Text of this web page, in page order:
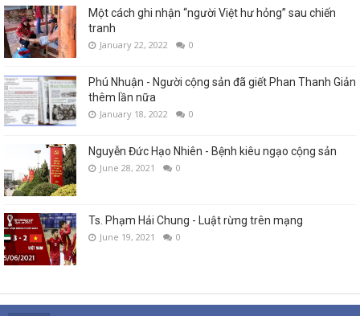
Một cách ghi nhận “người Việt hư hỏng” sau chiến
tranh
January 22, 2022 0
Phú Nhuận - Người cộng sản đã giết Phan Thanh Giản
thêm lần nữa
January 18, 2022 0
Nguyễn Đức Hạo Nhiên - Bệnh kiêu ngạo cộng sản
June 28, 2021 0
Ts. Phạm Hải Chung - Luật rừng trên mạng
June 19, 2021 0